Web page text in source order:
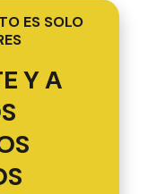
ES SOLO
Y A